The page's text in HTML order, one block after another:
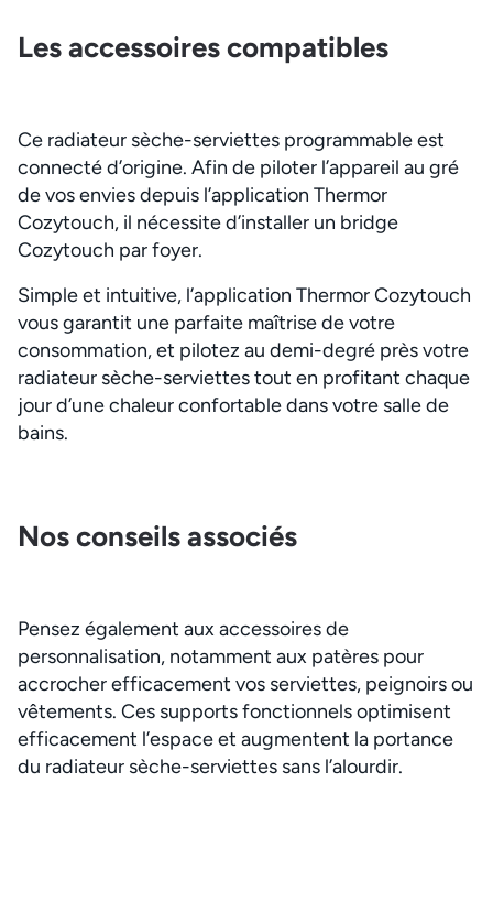
Les accessoires compatibles
Ce radiateur sèche-serviettes programmable est
connecté d’origine. Afin de piloter l’appareil au gré
de vos envies depuis l’application Thermor
Cozytouch, il nécessite d’installer un bridge
Cozytouch par foyer.
Simple et intuitive, l’application Thermor Cozytouch
vous garantit une parfaite maîtrise de votre
consommation, et pilotez au demi-degré près votre
radiateur sèche-serviettes tout en profitant chaque
jour d’une chaleur confortable dans votre salle de
bains.
Nos conseils associés
Pensez également aux accessoires de
personnalisation, notamment aux patères pour
accrocher efficacement vos serviettes, peignoirs ou
vêtements. Ces supports fonctionnels optimisent
efficacement l’espace et augmentent la portance
du radiateur sèche-serviettes sans l’alourdir.